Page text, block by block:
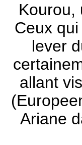
Kourou,
Ceux
lever
allant
Ariane